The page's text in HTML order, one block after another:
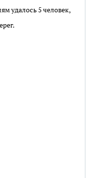
удалось 5 человек,